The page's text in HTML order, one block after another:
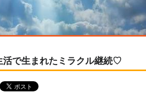
活で生まれたミラクル継続♡